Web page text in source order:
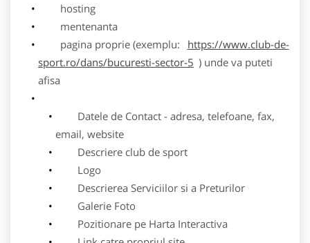
hosting
mentenanta
pagina proprie (exemplu:
https://www.club-de-
sport.ro/dans/bucuresti-sector-5 ) unde va puteti
afisa
Datele de Contact - adresa, telefoane, fax,
email, website
Descriere club de sport
Logo
Descrierea Serviciilor si a Preturilor
Galerie Foto
Pozitionare pe Harta Interactiva